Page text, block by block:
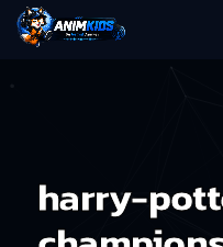
harry-